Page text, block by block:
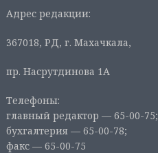
Адрес редакции:
367018, РД, г. Махачкала,
пр. Насрутдинова 1А
Телефоны:
главный редактор — 65-00-75;
бухгалтерия — 65-00-78;
факс — 65-00-75